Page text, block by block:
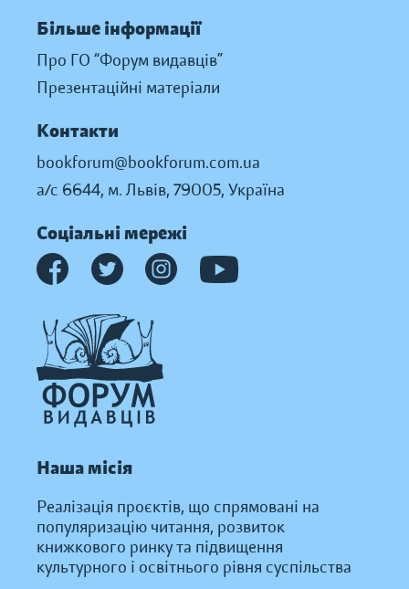
Більше інформації
Про ГО “Форум видавців”
Презентаційні матеріали
Контакти
bookforum@bookforum.com.ua
а/с 6644, м. Львів, 79005, Україна
Соціальні мережі
Наша місія
Реалізація проєктів, що спрямовані на
популяризацію читання, розвиток
книжкового ринку та підвищення
культурного і освітнього рівня суспільства